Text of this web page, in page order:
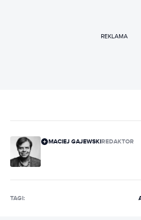
REKLAMA
MACIEJ GAJEWSKIREDAKTOR
TAGI: